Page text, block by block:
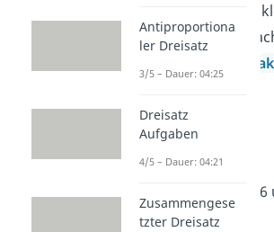
Du kannst auch ein
gemeinsames
Beispiel 1
Zuerst sollst du für
berechnen.
Antiproportiona
ler Dreisatz
3/5 – Dauer: 04:25
Dreisatz
Aufgaben
4/5 – Dauer: 04:21
Zusammengese
tzter Dreisatz